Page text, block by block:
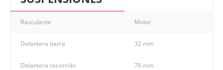
Basculante Motor
Delantera barra 32 mm
Delantera recorrido 76 mm